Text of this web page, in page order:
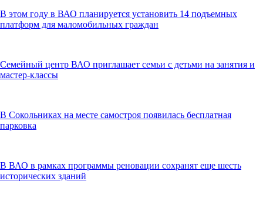
В этом году в ВАО планируется установить 14 подъемных
платформ для маломобильных граждан
Семейный центр ВАО приглашает семьи с детьми на занятия и
мастер-классы
В Сокольниках на месте самостроя появилась бесплатная
парковка
В ВАО в рамках программы реновации сохранят еще шесть
исторических зданий